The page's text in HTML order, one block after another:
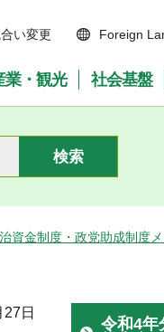
い変更 Foreign
業・観光 社会基盤
資金制度・政党助成制度
日
令和4年